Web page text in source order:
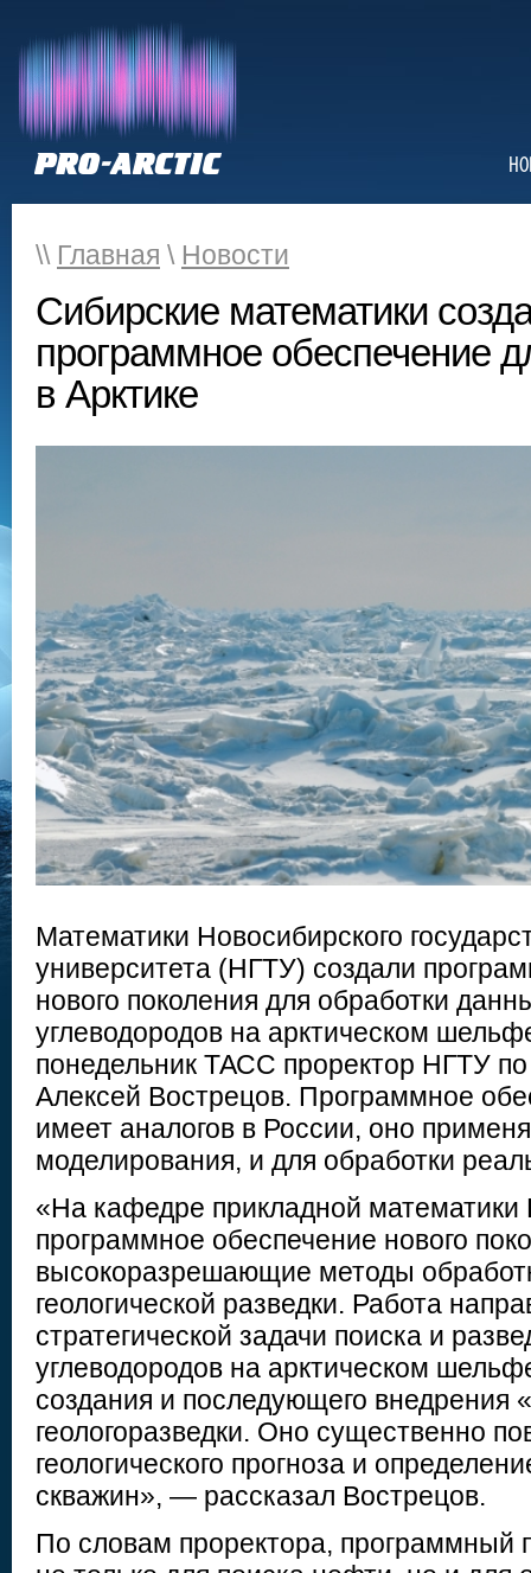
\\ Главная \ Новости
Сибирские математики
программное обеспечение
в Арктике
Математики Новосибирского
университета (НГТУ) создали
нового поколения для обработки
углеводородов на арктическом
понедельник ТАСС проректор НГТУ
Алексей Вострецов. Программное
имеет аналогов в России, оно
моделирования, и для обработки
«На кафедре прикладной математики
программное обеспечение нового
высокоразрешающие методы
геологической разведки. Работа
стратегической задачи поиска и
углеводородов на арктическом
создания и последующего внедрения
геологоразведки. Оно существенно
геологического прогноза и
скважин», — рассказал Вострецов.
По словам проректора, программный